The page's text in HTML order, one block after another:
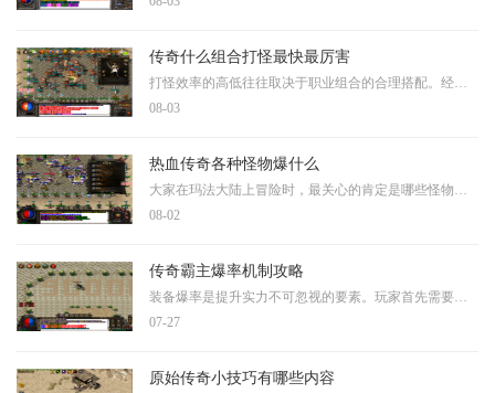
传奇什么组合打怪最快最厉害
打怪效率的高低往往取决于职业组合的合理搭配。经典的三职业体系包括战士、法师和道士，每个职业都有其独特的优势和局限性。选择最有效的组合需要综合考虑伤害输出、生存能力
08-03
热血传奇各种怪物爆什么
大家在玛法大陆上冒险时，最关心的肯定是哪些怪物能爆出自己心仪的装备。在热血传奇的世界里，各种怪物都带着自己的宝贝珍藏，通常来说等级更高的怪物掉落的装备会更加优质一
08-02
传奇霸主爆率机制攻略
装备爆率是提升实力不可忽视的要素。玩家首先需要了解不同地图怪物掉落的特性，高级例如地下宫殿、冰火沼泽这类副本中，BOSS往往会携带珍贵装备和材料，是快速积累资源的重要途
07-27
原始传奇小技巧有哪些内容